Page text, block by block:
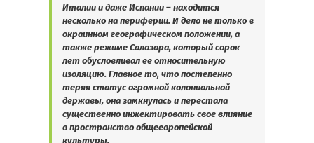
Италии и даже Испании – находится
несколько на периферии. И дело не только в
окраинном географическом положении, а
также режиме Салазара, который сорок
лет обусловливал ее относительную
изоляцию. Главное то, что постепенно
теряя статус огромной колониальной
державы, она замкнулась и перестала
существенно инжектировать свое влияние
в пространство общеевропейской
культуры.